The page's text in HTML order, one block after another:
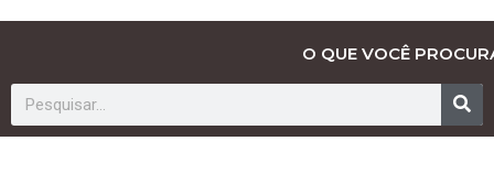
O QUE VOCÊ